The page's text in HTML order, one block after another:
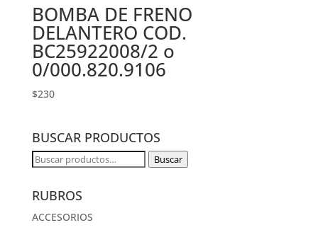
BOMBA DE FRENO
DELANTERO COD.
BC25922008/2 o
0/000.820.9106
$230
BUSCAR PRODUCTOS
Buscar
Buscar
RUBROS
ACCESORIOS